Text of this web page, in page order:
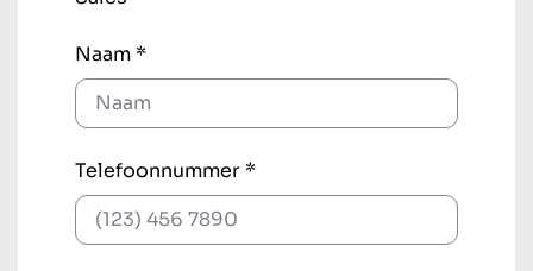
Naam *
Telefoonnummer *